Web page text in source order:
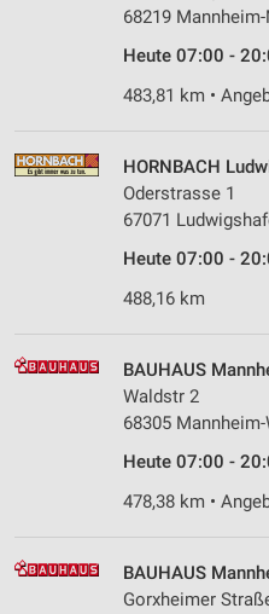
68219
Heute 07:00 -
483,81 km •
HORNBACH
Oderstrasse 1
67071
Heute 07:00 -
488,16 km
BAUHAUS
Waldstr 2
68305
Heute 07:00 -
478,38 km •
BAUHAUS
Gorxheimer